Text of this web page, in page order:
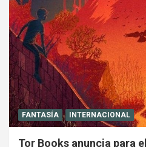
FANTASÍA INTERNACIONAL
Tor Books anuncia para